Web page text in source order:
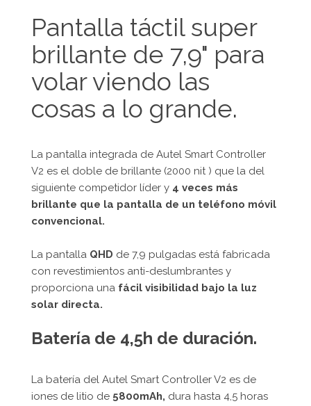
Pantalla táctil super
brillante de 7,9" para
volar viendo las
cosas a lo grande.
La pantalla integrada de Autel Smart Controller
V2 es el doble de brillante (2000 nit ) que la del
siguiente competidor líder y 4 veces más
brillante que la pantalla de un teléfono móvil
convencional.
La pantalla QHD de 7,9 pulgadas está fabricada
con revestimientos anti-deslumbrantes y
proporciona una fácil visibilidad bajo la luz
solar directa.
Batería de 4,5h de duración.
La batería del Autel Smart Controller V2 es de
iones de litio de 5800mAh, dura hasta 4,5 horas